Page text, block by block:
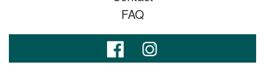
FAQ